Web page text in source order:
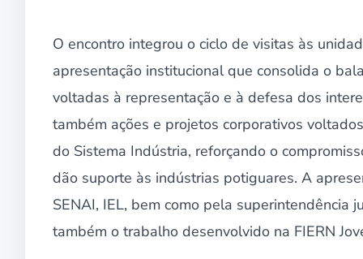
O encontro integrou o ciclo de visitas às
apresentação institucional que consolida o
voltadas à representação e à defesa dos
também ações e projetos corporativos
do Sistema Indústria, reforçando o
dão suporte às indústrias potiguares. A
SENAI, IEL, bem como pela superintendência
também o trabalho desenvolvido na FIERN